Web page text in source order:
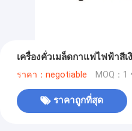
เครื่องคั่วเมล็ดกาแฟไฟฟ้าสี
ราคา：negotiable MOQ：1
ราคาถูกที่สุด